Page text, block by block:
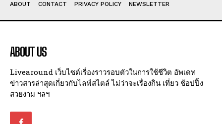
ABOUT CONTACT PRIVACY POLICY NEWSLETTER
ABOUT US
Livearound เว็บไซต์เรื่องราวรอบตัวในการใช้ชีวิต อัพเดท
ข่าวสารล่าสุดเกี่ยวกับไลฟ์สไตล์ ไม่ว่าจะเรื่องกิน เที่ยว ช้อปปิ้ง
สวยงาม ฯลฯ